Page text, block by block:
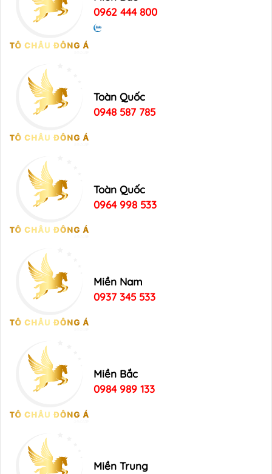
0962 444 800
Toàn Quốc
0948 587 785
Toàn Quốc
0964 998 533
Miền Nam
0937 345 533
Miền Bắc
0984 989 133
Miền Trung